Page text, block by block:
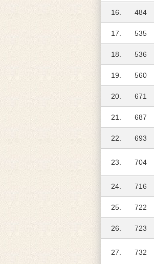
16. 484
17. 535
18. 536
19. 560
20. 671
21. 687
22. 693
23. 704
24. 716
25. 722
26. 723
27. 732